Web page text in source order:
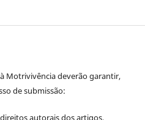
Motrivivência deverão garantir,
de submissão:
autorais dos artigos,